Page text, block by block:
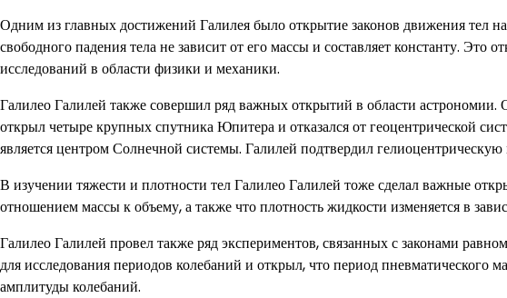
Одним из главных достижений Галилея было открытие законов движения тел
свободного падения тела не зависит от его массы и составляет константу. Это
исследований в области физики и механики.
Галилео Галилей также совершил ряд важных открытий в области
открыл четыре крупных спутника Юпитера и отказался от геоцентрической
является центром Солнечной системы. Галилей подтвердил
В изучении тяжести и плотности тел Галилео Галилей тоже сделал важные
отношением массы к объему, а также что плотность жидкости изменяется в
Галилео Галилей провел также ряд экспериментов, связанных с законами
для исследования периодов колебаний и открыл, что период пневматического
амплитуды колебаний.